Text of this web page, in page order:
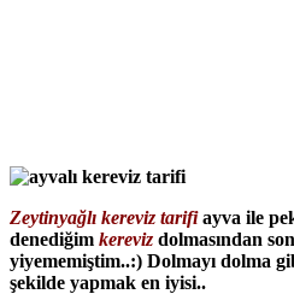
Zeytinyağlı kereviz tarifiayva ile
denediğim kereviz dolmasından
yiyememiştim..:) Dolmayı dolma
şekilde yapmak en iyisi..